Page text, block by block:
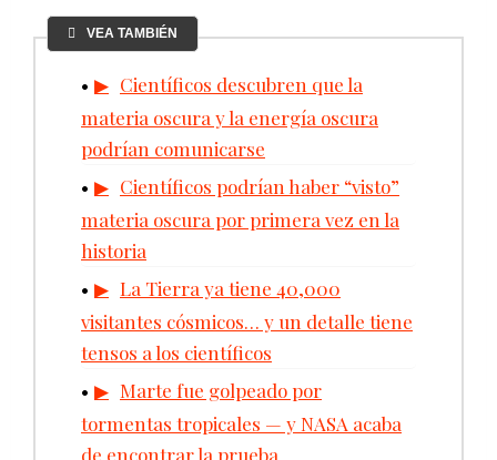
VEA TAMBIÉN
Científicos descubren que la
materia oscura y la energía oscura
podrían comunicarse
Científicos podrían haber “visto”
materia oscura por primera vez en la
historia
La Tierra ya tiene 40,000
visitantes cósmicos… y un detalle tiene
tensos a los científicos
Marte fue golpeado por
tormentas tropicales — y NASA acaba
de encontrar la prueba